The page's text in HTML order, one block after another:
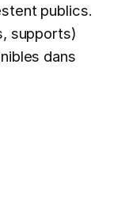
publics.
supports)
dans